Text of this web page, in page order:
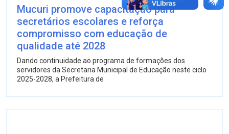
Mucuri promove capacitação para
secretários escolares e reforça
compromisso com educação de
qualidade até 2028
Dando continuidade ao programa de formações dos
servidores da Secretaria Municipal de Educação neste ciclo
2025-2028, a Prefeitura de